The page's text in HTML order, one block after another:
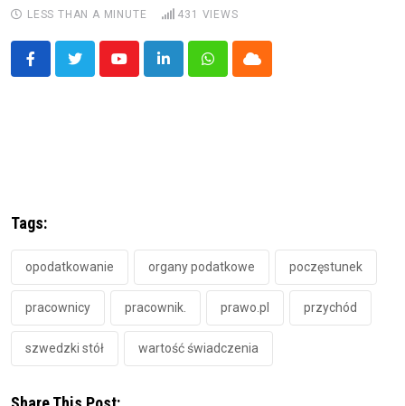
LESS THAN A MINUTE
431 VIEWS
YoutubeLinkedInWhatsappCloud
Tags:
opodatkowanie organy podatkowe poczęstunek
pracownicy pracownik. prawo.pl przychód
szwedzki stół wartość świadczenia